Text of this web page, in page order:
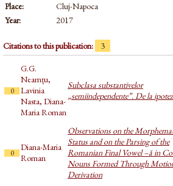
Place:
Cluj-Napoca
Year:
2017
Citations to this publication: 3
0
G.G.
Neamțu,
Lavinia
Nasta, Diana-
Maria Roman
Subclasa substantivelor
„semiindependente”. De la
0
Diana-Maria
Roman
Observations on the
Status and on the Parsing of the
Romanian Final Vowel –ă in
Nouns Formed Through
Derivation